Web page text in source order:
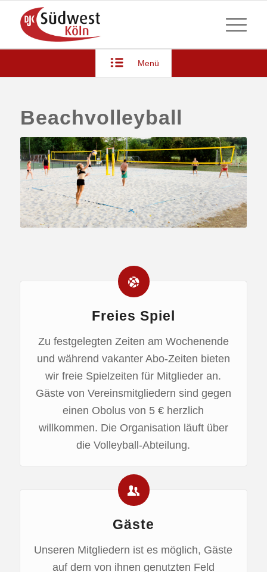
Menü
Beachvolleyball
Freies Spiel
Zu festgelegten Zeiten am Wochenende
und während vakanter Abo-Zeiten bieten
wir freie Spielzeiten für Mitglieder an.
Gäste von Vereinsmitgliedern sind gegen
einen Obolus von 5 € herzlich
willkommen. Die Organisation läuft über
die Volleyball-Abteilung.
Gäste
Unseren Mitgliedern ist es möglich, Gäste
auf dem von ihnen genutzten Feld